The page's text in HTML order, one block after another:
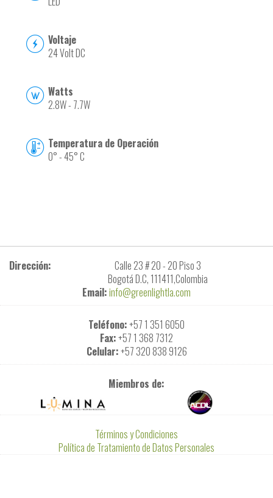
Voltaje
24 Volt DC
Watts
2.8W - 7.7W
Temperatura de Operación
0° - 45° C
Dirección:
Calle 23 # 20 - 20 Piso 3
Bogotá D.C, 111411,Colombia
Email:info@greenlightla.com
Teléfono:+57 1 351 6050
Fax:+57 1 368 7312
Celular:+57 320 838 9126
Miembros de:
Términos y Condiciones
Política de Tratamiento de Datos Personales